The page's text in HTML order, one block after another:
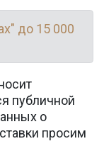
до 15 000
публичной
о
просим